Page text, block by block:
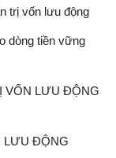
trị vốn lưu động
dòng tiền vững
VỐN LƯU ĐỘNG
LƯU ĐỘNG